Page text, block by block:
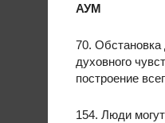
АУМ
70. Обстановка
духовного
построение
154. Люди